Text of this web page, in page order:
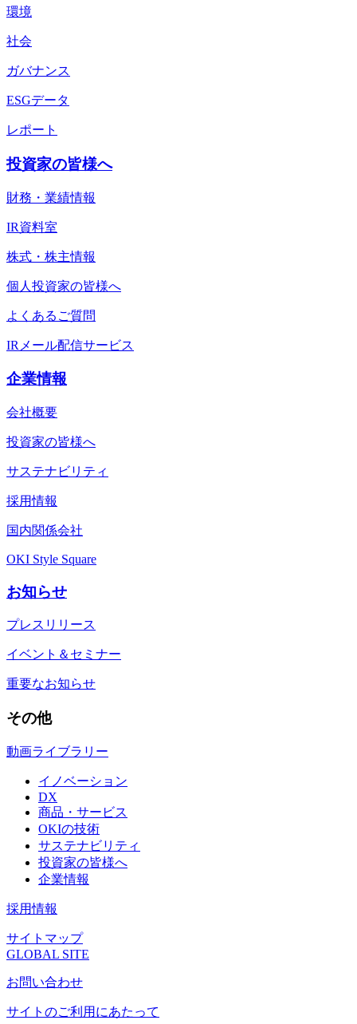
環境
社会
ガバナンス
ESGデータ
レポート
投資家の皆様へ
財務・業績情報
IR資料室
株式・株主情報
個人投資家の皆様へ
よくあるご質問
IRメール配信サービス
企業情報
会社概要
投資家の皆様へ
サステナビリティ
採用情報
国内関係会社
OKI Style Square
お知らせ
プレスリリース
イベント＆セミナー
重要なお知らせ
その他
動画ライブラリー
イノベーション
DX
商品・サービス
OKIの技術
サステナビリティ
投資家の皆様へ
企業情報
採用情報
サイトマップ
GLOBAL SITE
お問い合わせ
サイトのご利用にあたって